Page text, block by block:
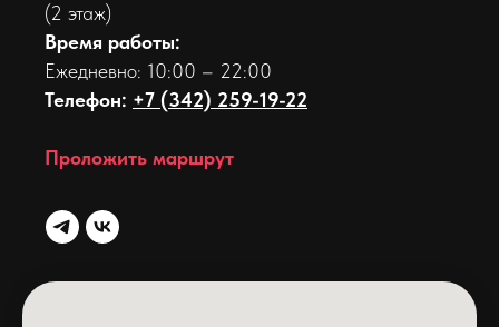
(2 этаж)
Время работы:
Ежедневно: 10:00 – 22:00
Телефон: +7 (342) 259-19-22
Проложить маршрут